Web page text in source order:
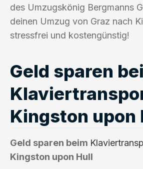
des Umzugskönig Bergmanns
deinen Umzug von Graz nach
stressfrei und kostengünstig!
Geld sparen
Kingston upon
Geld sparen beim
Kingston upon Hull